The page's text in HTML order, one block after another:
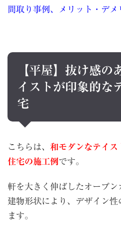
間取り事例、メリット・デメ
【平屋】抜け感の
イストが印象的な
宅
こちらは、 和モダンなテイス
住宅の施工例 です。
軒を大きく伸ばしたオープン
建物形状により、デザイン
ます。